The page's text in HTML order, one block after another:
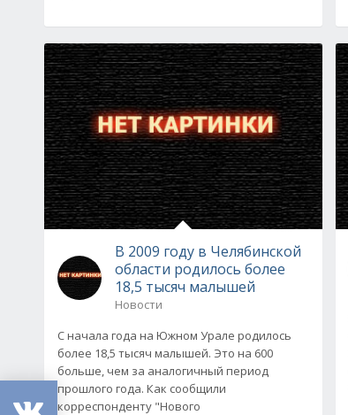
В 2009 году в Челябинской
области родилось более
18,5 тысяч малышей
Новости
С начала года на Южном Урале родилось
более 18,5 тысяч малышей. Это на 600
больше, чем за аналогичный период
прошлого года. Как сообщили
корреспонденту "Нового